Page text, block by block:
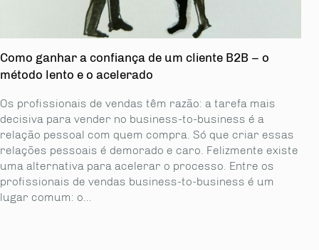
Como ganhar a confiança de um cliente B2B – o
método lento e o acelerado
Os profissionais de vendas têm razão: a tarefa mais
decisiva para vender no business-to-business é a
relação pessoal com quem compra. Só que criar essas
relações pessoais é demorado e caro. Felizmente existe
uma alternativa para acelerar o processo. Entre os
profissionais de vendas business-to-business é um
lugar comum: o...